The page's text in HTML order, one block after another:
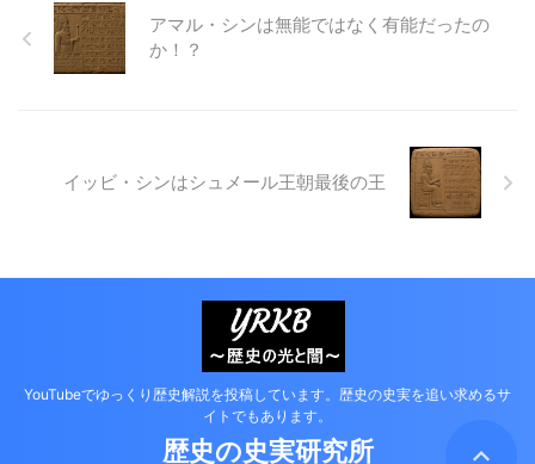
アマル・シンは無能ではなく有能だったの
か！？
イッビ・シンはシュメール王朝最後の王
YouTubeでゆっくり歴史解説を投稿しています。歴史の史実を追い求めるサ
イトでもあります。
歴史の史実研究所